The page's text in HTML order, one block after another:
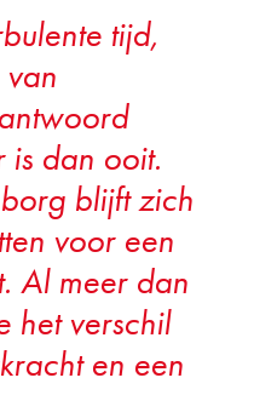
tijd,
is dan ooit.
blijft zich
voor een
Al meer dan
het verschil
en een